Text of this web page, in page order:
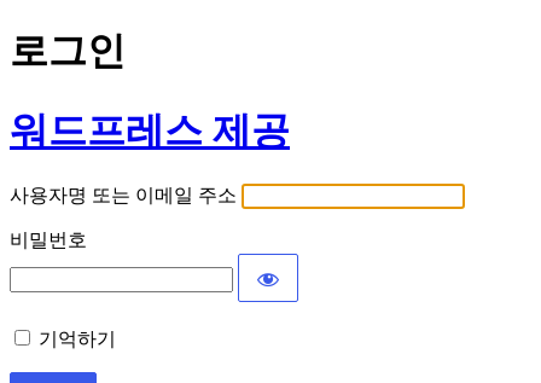
로그인
워드프레스 제공
사용자명 또는 이메일 주소
비밀번호
기억하기